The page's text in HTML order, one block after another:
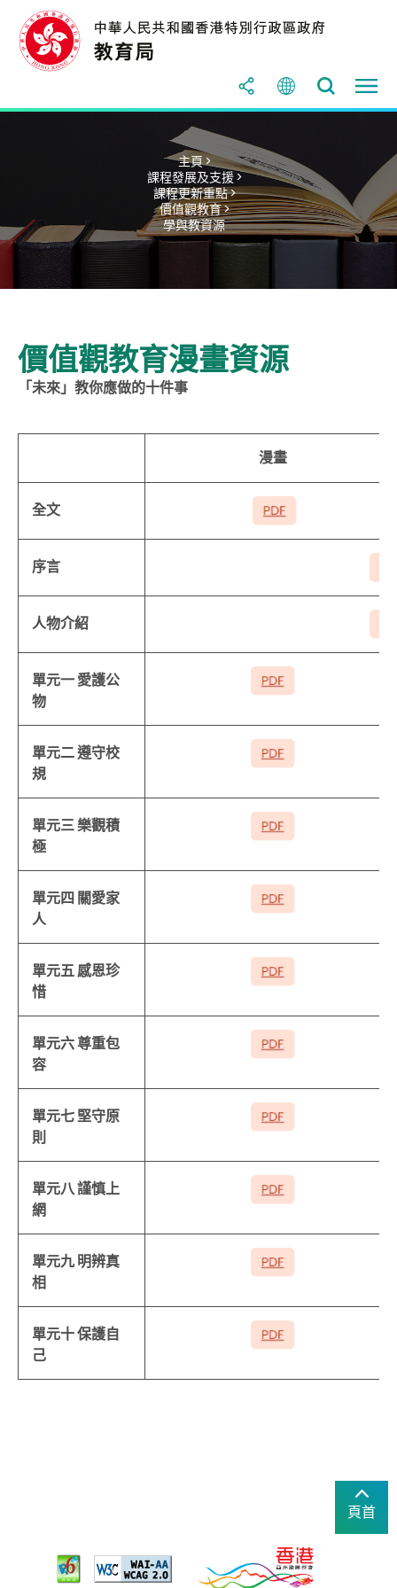
主頁 >
課程發展及支援 >
課程更新重點 >
價值觀教育 >
學與教資源
價值觀教育漫畫資源
「未來」教你應做的十件事
漫畫
全文
序言
人物介紹
單元一 愛護公
物
單元二 遵守校
規
單元三 樂觀積
極
單元四 關愛家
人
單元五 感恩珍
惜
單元六 尊重包
容
單元七 堅守原
則
單元八 謹慎上
網
單元九 明辨真
相
單元十 保護自
己
頁首